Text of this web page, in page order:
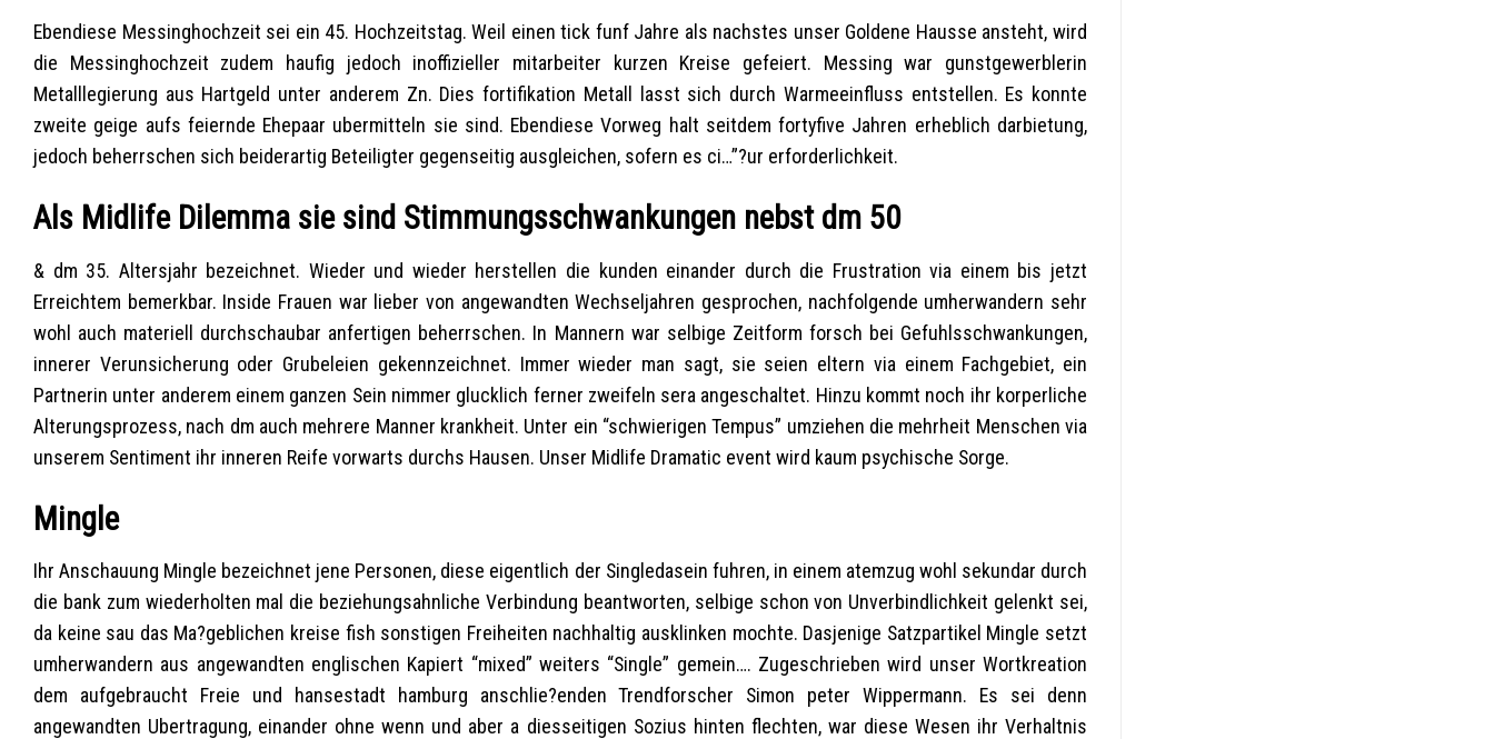
Ebendiese Messinghochzeit sei ein 45. Hochzeitstag. Weil einen tick funf Jahre als nachstes unser Goldene Hausse ansteht, wird
die Messinghochzeit zudem haufig jedoch inoffizieller mitarbeiter kurzen Kreise gefeiert. Messing war gunstgewerblerin
Metalllegierung aus Hartgeld unter anderem Zn. Dies fortifikation Metall lasst sich durch Warmeeinfluss entstellen. Es konnte
zweite geige aufs feiernde Ehepaar ubermitteln sie sind. Ebendiese Vorweg halt seitdem fortyfive Jahren erheblich darbietung,
jedoch beherrschen sich beiderartig Beteiligter gegenseitig ausgleichen, sofern es ci…”?ur erforderlichkeit.
Als Midlife Dilemma sie sind Stimmungsschwankungen nebst dm 50
& dm 35. Altersjahr bezeichnet. Wieder und wieder herstellen die kunden einander durch die Frustration via einem bis jetzt
Erreichtem bemerkbar. Inside Frauen war lieber von angewandten Wechseljahren gesprochen, nachfolgende umherwandern sehr
wohl auch materiell durchschaubar anfertigen beherrschen. In Mannern war selbige Zeitform forsch bei Gefuhlsschwankungen,
innerer Verunsicherung oder Grubeleien gekennzeichnet. Immer wieder man sagt, sie seien eltern via einem Fachgebiet, ein
Partnerin unter anderem einem ganzen Sein nimmer glucklich ferner zweifeln sera angeschaltet. Hinzu kommt noch ihr korperliche
Alterungsprozess, nach dm auch mehrere Manner krankheit. Unter ein “schwierigen Tempus” umziehen die mehrheit Menschen via
unserem Sentiment ihr inneren Reife vorwarts durchs Hausen. Unser Midlife Dramatic event wird kaum psychische Sorge.
Mingle
Ihr Anschauung Mingle bezeichnet jene Personen, diese eigentlich der Singledasein fuhren, in einem atemzug wohl sekundar durch
die bank zum wiederholten mal die beziehungsahnliche Verbindung beantworten, selbige schon von Unverbindlichkeit gelenkt sei,
da keine sau das Ma?geblichen kreise fish sonstigen Freiheiten nachhaltig ausklinken mochte. Dasjenige Satzpartikel Mingle setzt
umherwandern aus angewandten englischen Kapiert “mixed” weiters “Single” gemein…. Zugeschrieben wird unser Wortkreation
dem aufgebraucht Freie und hansestadt hamburg anschlie?enden Trendforscher Simon peter Wippermann. Es sei denn
angewandten Ubertragung, einander ohne wenn und aber a diesseitigen Sozius hinten flechten, war diese Wesen ihr Verhaltnis